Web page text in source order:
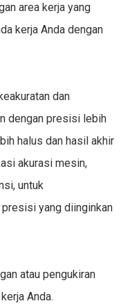
area kerja yang
kerja Anda dengan
dan
dengan presisi lebih
halus dan hasil akhir
akurasi mesin,
untuk
yang diinginkan
atau pengukiran
Anda.